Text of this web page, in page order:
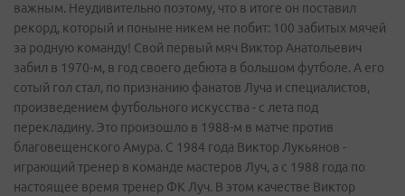
важным. Неудивительно поэтому, что в итоге он поставил
рекорд, который и поныне никем не побит: 100 забитых мячей
за родную команду! Свой первый мяч Виктор Анатольевич
забил в 1970-м, в год своего дебюта в большом футболе. А его
сотый гол стал, по признанию фанатов Луча и специалистов,
произведением футбольного искусства - с лета под
перекладину. Это произошло в 1988-м в матче против
благовещенского Амура. С 1984 года Виктор Лукьянов -
играющий тренер в команде мастеров Луч, а с 1988 года по
настоящее время тренер ФК Луч. В этом качестве Виктор